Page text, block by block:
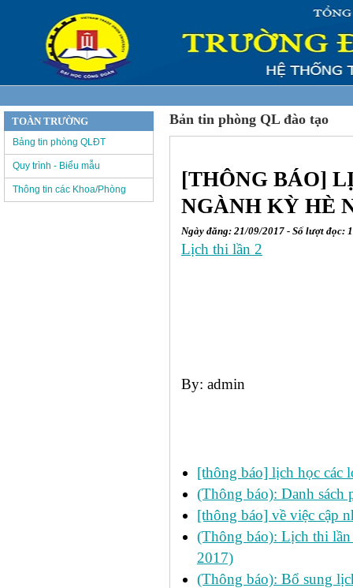
Bản tin phòng QL đào tạo
[THÔNG BÁO]
NGÀNH KỲ HÈ
Ngày đăng: 21/09/2017 - Số lượt đọc:
Lịch thi lần 2
By: admin
[thông báo] lịch học các
(Thông báo): Danh
[thông báo] về việc cập
(Thông báo): Lịch thi
2017)
(Thông báo): Bổ sung
TOÀN TRƯỜNG
Bảng tin phòng QLĐT
Quy trình - Biểu mẫu
Thông tin các Khoa/Phòng